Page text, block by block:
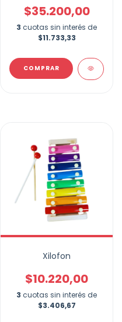
$35.200,00
3 cuotas sin interés de
$11.733,33
COMPRAR
Xilofon
$10.220,00
3 cuotas sin interés de
$3.406,67